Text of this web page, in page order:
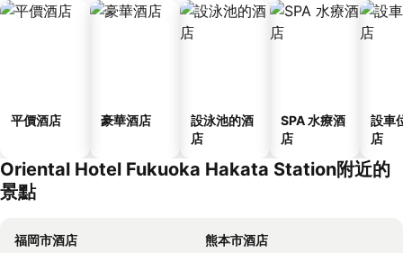
平價酒店 豪華酒店
設泳池的酒
店
SPA 水療酒
店
設車
店
Oriental Hotel Fukuoka Hakata Station附近的
景點
福岡市酒店
熊本市酒店